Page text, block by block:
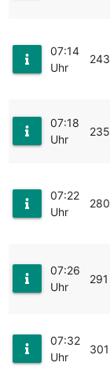
07:14
Uhr
243
07:18
Uhr
235
07:22
Uhr
280
07:26
Uhr
291
07:32
Uhr
301